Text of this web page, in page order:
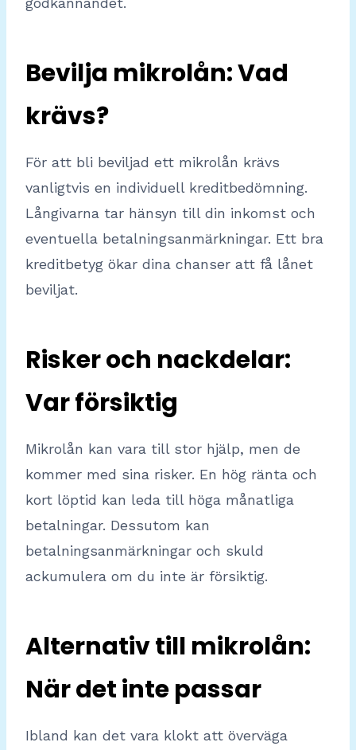
Bevilja mikrolån: Vad
krävs?
För att bli beviljad ett mikrolån krävs
vanligtvis en individuell kreditbedömning.
Långivarna tar hänsyn till din inkomst och
eventuella betalningsanmärkningar. Ett bra
kreditbetyg ökar dina chanser att få lånet
beviljat.
Risker och nackdelar:
Var försiktig
Mikrolån kan vara till stor hjälp, men de
kommer med sina risker. En hög ränta och
kort löptid kan leda till höga månatliga
betalningar. Dessutom kan
betalningsanmärkningar och skuld
ackumulera om du inte är försiktig.
Alternativ till mikrolån:
När det inte passar
Ibland kan det vara klokt att överväga